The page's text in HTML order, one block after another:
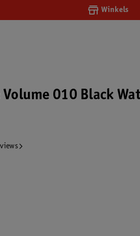
Winkels
Volume 010 Black